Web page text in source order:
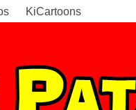
KiCartoons